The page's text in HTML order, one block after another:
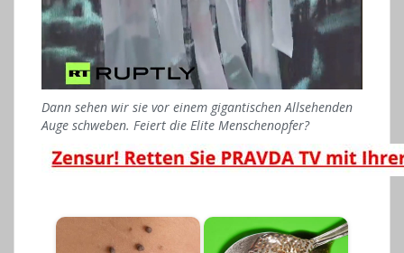
Dann sehen wir sie vor einem gigantischen Allsehenden
Auge schweben. Feiert die Elite Menschenopfer?